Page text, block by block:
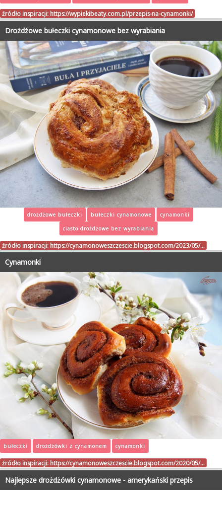
źródło inspiracji: https://wypiekibeaty.com.pl/przepis-na-cynamonki/
Drożdżowe bułeczki cynamonowe bez wyrabiania
drożdżowe bułeczki bułeczki cynamonowe
cynamonki
ciasto drożdżowe bez wyrabiania
źródło inspiracji: https://cynamonoweszczescie.blogspot.com/2023/05/…
Cynamonki
bułeczki drożdżówki z cynamonem cynamonki
źródło inspiracji: https://cynamonoweszczescie.blogspot.com/2020/05/…
Najlepsze drożdżówki cynamonowe - amerykański przepis